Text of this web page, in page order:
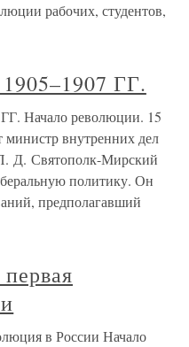
рабочих, студентов,
ГГ.
Начало революции. 15
внутренних дел
Д. Святополк-Мирский
политику. Он
предполагавший
в России Начало